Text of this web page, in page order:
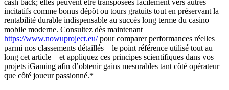
incitatifs comme bonus dépôt ou tours gratuits tout en préservant la
rentabilité durable indispensable au succès long terme du casino
mobile moderne.​ Consultez dès maintenant
https://www.nowuproject.eu/pour comparer performances réelles
parmi nos classements détaillés—le point référence utilisé tout au
long cet article—et appliquez ces principes scientifiques dans vos
projets iGaming afin d’obtenir gains mesurables tant côté opérateur
que côté joueur passionné.*